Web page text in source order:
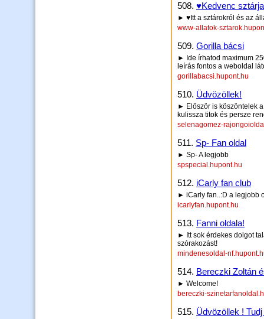
508. ♥Kedvenc
► ♥Itt a sztárokról és az
www-allatok-
509. Gorilla bácsi
► Ide írhatod maximum
leírás fontos a weboldal
gorillabacsi.hupont.hu
510. Üdvözöllek!
► Először is köszöntelek
kulissza titok és persze
selenagomez-
511. Sp- Fan oldal
► Sp- A legjobb
spspecial.hupont.hu
512. iCarly fan club
► iCarly fan..:D a legjobb
icarlyfan.hupont.hu
513. Fanni oldala!
► Itt sok érdekes dolgot
szórakozást!
mindenesoldal-
514. Bereczki Zoltán
► Welcome!
bereczki-
515. Üdvözöllek !